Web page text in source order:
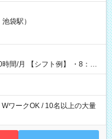
袋駅）
・8：00
ワークOK / 10名以上の大量